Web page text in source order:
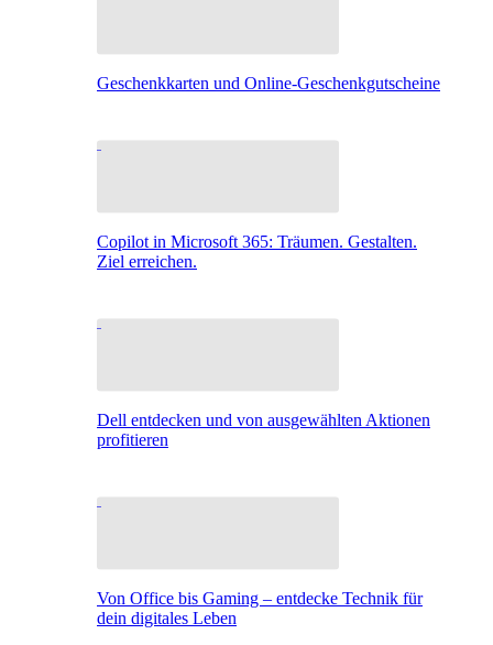
Geschenkkarten und Online-Geschenkgutscheine
Copilot in Microsoft 365: Träumen. Gestalten.
Ziel erreichen.
Dell entdecken und von ausgewählten Aktionen
profitieren
Von Office bis Gaming – entdecke Technik für
dein digitales Leben